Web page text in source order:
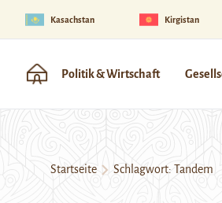
Kasachstan Kirgistan
Politik & Wirtschaft
Startseite Schlagwort: Tandem